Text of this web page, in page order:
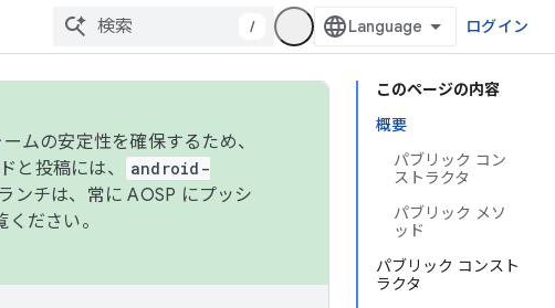
/ ログイン
このページの内容
概要
パブリック コン
ストラクタ
パブリック メソ
ッド
パブリック コンスト
ラクタ
ムの安定性を確保するため、
と投稿には、
android-
ンチは、常に AOSP にプッシ
ください。